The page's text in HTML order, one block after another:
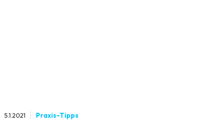
5.1.2021 Praxis-Tipps